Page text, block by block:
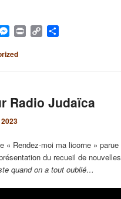
Messenger
Print Copy
Radio Judaïca
« Rendez-moi ma licorne »
du recueil de nouvelles
quand on a tout oublié…